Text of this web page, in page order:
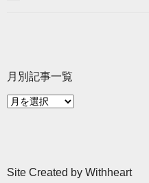
月別記事一覧
月
覧
Site Created by Withheart